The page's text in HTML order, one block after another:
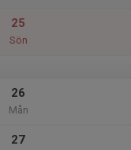
25
Sön
26
Mån
27